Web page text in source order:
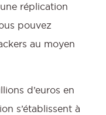
réplication
pouvez
au moyen
d’euros en
s’établissent à